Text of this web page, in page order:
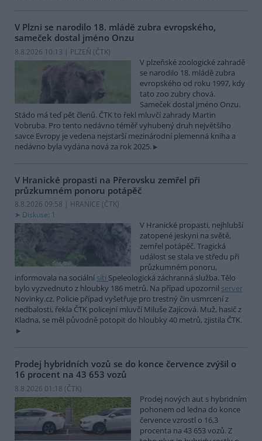
V Plzni se narodilo 18. mládě zubra evropského,
sameček dostal jméno Onzu
8.8.2026 10:13 | PLZEŇ (ČTK)
V plzeňské zoologické zahradě
se narodilo 18. mládě zubra
evropského od roku 1997, kdy
tato zoo zubry chová.
Sameček dostal jméno Onzu.
Stádo má teď pět členů. ČTK to řekl mluvčí zahrady Martin
Vobruba. Pro tento nedávno téměř vyhubený druh největšího
savce Evropy je vedena nejstarší mezinárodní plemenná kniha a
nedávno byla vydána nová za rok 2025.
V Hranické propasti na Přerovsku zemřel při
průzkumném ponoru potápěč
8.8.2026 09:58 | HRANICE (ČTK)
Diskuse: 1
V Hranické propasti, nejhlubší
zatopené jeskyni na světě,
zemřel potápěč. Tragická
událost se stala ve středu při
průzkumném ponoru,
informovala na sociální síti Speleologická záchranná služba. Tělo
bylo vyzvednuto z hloubky 186 metrů. Na případ upozornil server
Novinky.cz. Policie případ vyšetřuje pro trestný čin usmrcení z
nedbalosti, řekla ČTK policejní mluvčí Miluše Zajícová. Muž, hasič z
Kladna, se měl původně potopit do hloubky 40 metrů, zjistila ČTK.
Prodej hybridních vozů se do konce července zvýšil o
16 procent na 43 653 vozů
8.8.2026 01:18 (ČTK)
Prodej nových aut s hybridním
pohonem od ledna do konce
července vzrostl o 16,3
procenta na 43 653 vozů. Z